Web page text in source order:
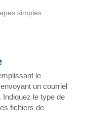
simples :
le
un courriel
le type de
fichiers de